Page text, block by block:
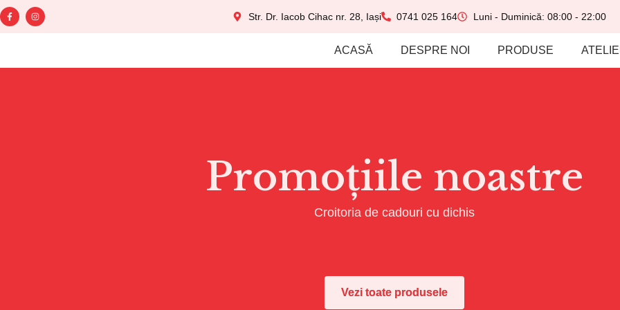
Str. Dr. Iacob Cihac nr. 28, Iași 0741 025 164 Luni - Duminică: 08:00 - 22:00
ACASĂ DESPRE NOI PRODUSE
Promoțiile noastre
Croitoria de cadouri cu dichis
Vezi toate produsele